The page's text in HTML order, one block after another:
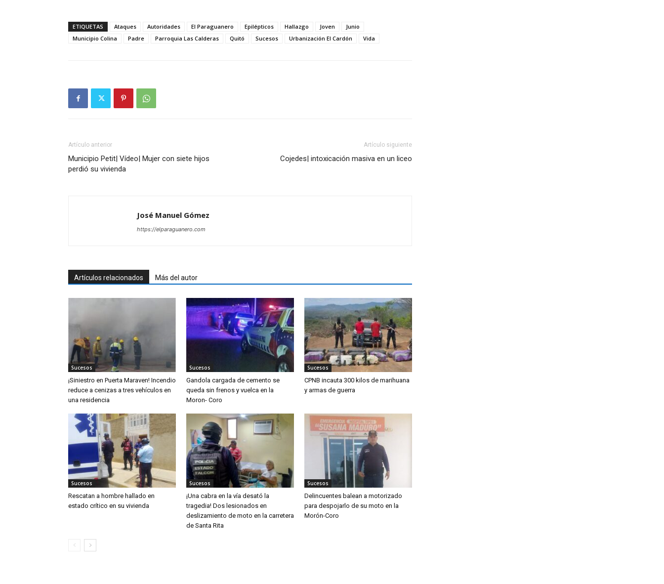
ETIQUETAS Ataques Autoridades El Paraguanero Epilépticos Hallazgo Joven
Junio
Municipio Colina
Padre Parroquia Las Calderas Quitó Sucesos Urbanización El Cardón Vida
Artículo anterior
Municipio Petit| Vídeo| Mujer con siete hijos
perdió su vivienda
Artículo siguiente
Cojedes| intoxicación masiva en un liceo
José Manuel Gómez
https://elparaguanero.com
Artículos relacionados Más del autor
Sucesos
¡Siniestro en Puerta Maraven! Incendio
reduce a cenizas a tres vehículos en
una residencia
Sucesos
Gandola cargada de cemento se
queda sin frenos y vuelca en la
Moron- Coro
Sucesos
CPNB incauta 300 kilos de marihuana
y armas de guerra
Sucesos
Rescatan a hombre hallado en
estado crítico en su vivienda
Sucesos
¡Una cabra en la vía desató la
tragedia! Dos lesionados en
deslizamiento de moto en la carretera
de Santa Rita
Sucesos
Delincuentes balean a motorizado
para despojarlo de su moto en la
Morón-Coro